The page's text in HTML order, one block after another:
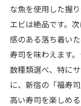
な魚を使用した握
エビは絶品です。
感のある落ち着い
寿司を味わえます
数種類選べ、特に
に、新宿の「福寿
高い寿司を楽しめ